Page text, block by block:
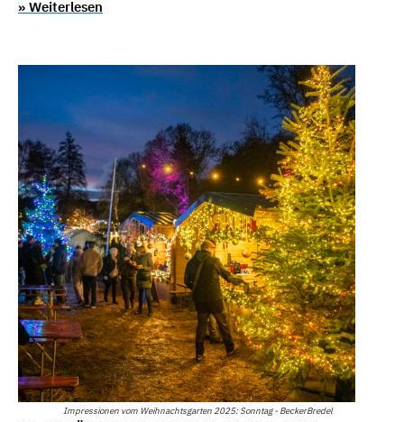
» Weiterlesen
Impressionen vom Weihnachtsgarten 2025: Sonntag - BeckerBredel